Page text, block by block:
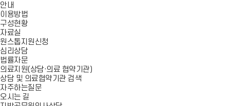
안내
이용방법
구성현황
자료실
원스톱지원신청
심리상담
법률자문
의료지원(상담·의료 협약기관)
상담 및 의료협약기관 검색
자주하는질문
오시는 길